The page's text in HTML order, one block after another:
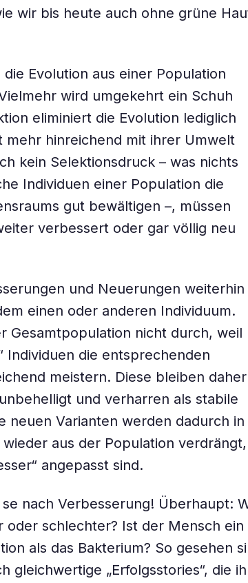
wir bis heute auch ohne grüne
Evolution aus einer Population
wird umgekehrt ein Schuh
eliminiert die Evolution lediglich
mehr hinreichend mit ihrer Umwelt
kein Selektionsdruck – was nichts
Individuen einer Population die
gut bewältigen –, müssen
verbessert oder gar völlig neu
und Neuerungen weiterhin
einen oder anderen Individuum.
Gesamtpopulation nicht durch, weil
Individuen die entsprechenden
meistern. Diese bleiben daher
und verharren als stabile
neuen Varianten werden dadurch in
aus der Population verdrängt,
angepasst sind.
nach Verbesserung! Überhaupt:
oder schlechter? Ist der Mensch ein
als das Bakterium? So gesehen
gleichwertige „Erfolgsstories“, die